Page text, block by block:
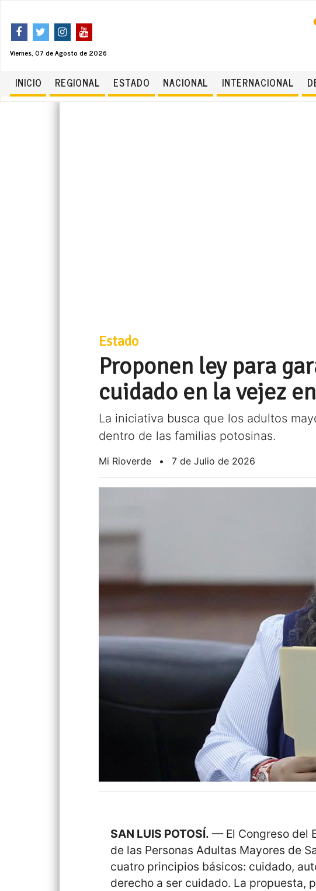
Viernes, 07 de Agosto de 2026
INICIO REGIONAL ESTADO NACIONAL INTERNACIONAL
Estado
Proponen ley para
cuidado en la vejez
La iniciativa busca que los adultos
dentro de las familias potosinas.
Mi Rioverde • 7 de Julio de 2026
SAN LUIS POTOSÍ. — El Congreso del
de las Personas Adultas Mayores de
cuatro principios básicos: cuidado,
derecho a ser cuidado. La propuesta,